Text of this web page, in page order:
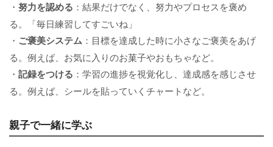
・ 努力を認める ：結果だけでなく、努力やプロセスを褒め
る。「毎日練習してすごいね」
・ ご褒美システム ：目標を達成した時に小さなご褒美をあげ
る。例えば、お気に入りのお菓子やおもちゃなど。
・ 記録をつける ：学習の進捗を視覚化し、達成感を感じさせ
る。例えば、シールを貼っていくチャートなど。
親子で一緒に学ぶ